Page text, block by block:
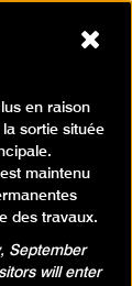
en raison
sortie située
maintenu
des travaux.
September
will enter